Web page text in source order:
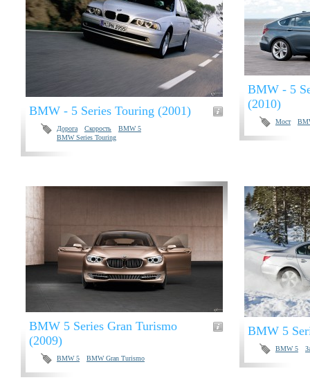
BMW - 5 Series Touring (2001)
Дорога Скорость
BMW 5
BMW Series Touring
BMW - 5
(2010)
Мост
BMW 5 Series Gran Turismo
(2009)
BMW 5 BMW Gran Turismo
BMW 5
BMW 5